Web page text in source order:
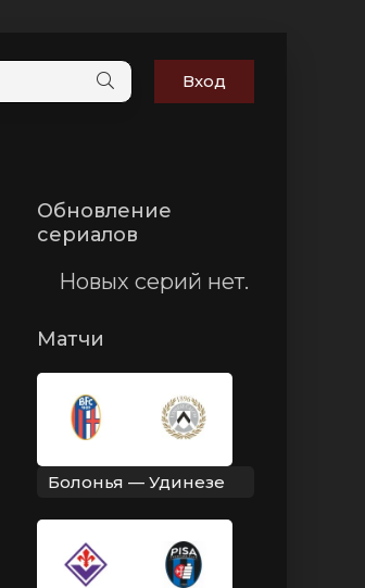
Вход
Обновление
сериалов
Новых серий нет.
Матчи
Болонья — Удинезе